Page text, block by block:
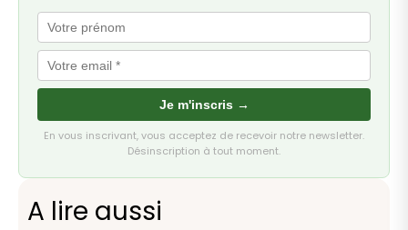
Je m'inscris →
En vous inscrivant, vous acceptez de recevoir notre newsletter.
Désinscription à tout moment.
A lire aussi